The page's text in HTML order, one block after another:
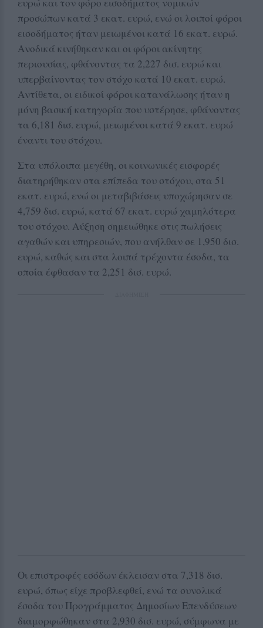
προσώπων κατά 3 εκατ. ευρώ, ενώ οι λοιποί φόροι
εισοδήματος ήταν μειωμένοι κατά 16 εκατ. ευρώ.
Ανοδικά κινήθηκαν και οι φόροι ακίνητης
περιουσίας, φθάνοντας τα 2,227 δισ. ευρώ και
υπερβαίνοντας τον στόχο κατά 10 εκατ. ευρώ.
Αντίθετα, οι ειδικοί φόροι κατανάλωσης ήταν η
μόνη βασική κατηγορία που υστέρησε, φθάνοντας
τα 6,181 δισ. ευρώ, μειωμένοι κατά 9 εκατ. ευρώ
έναντι του στόχου.
Στα υπόλοιπα μεγέθη, οι κοινωνικές εισφορές
διατηρήθηκαν στα επίπεδα του στόχου, στα 51
εκατ. ευρώ, ενώ οι μεταβιβάσεις υποχώρησαν σε
4,759 δισ. ευρώ, κατά 67 εκατ. ευρώ χαμηλότερα
του στόχου. Αύξηση σημειώθηκε στις πωλήσεις
αγαθών και υπηρεσιών, που ανήλθαν σε 1,950 δισ.
ευρώ, καθώς και στα λοιπά τρέχοντα έσοδα, τα
οποία έφθασαν τα 2,251 δισ. ευρώ.
Οι επιστροφές εσόδων έκλεισαν στα 7,318 δισ.
ευρώ, όπως είχε προβλεφθεί, ενώ τα συνολικά
έσοδα του Προγράμματος Δημοσίων Επενδύσεων
διαμορφώθηκαν στα 2,930 δισ. ευρώ, σύμφωνα με